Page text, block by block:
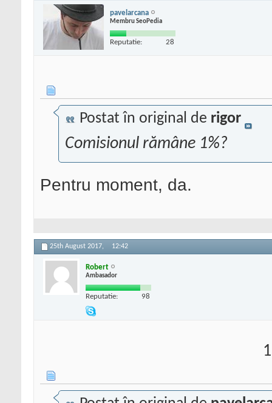
pavelarcana
Membru SeoPedia
Reputatie: 28
Postat în original de rigor
Comisionul rămâne 1%?
Pentru moment, da.
25th August 2017, 12:42
Robert
Ambasador
Reputatie: 98